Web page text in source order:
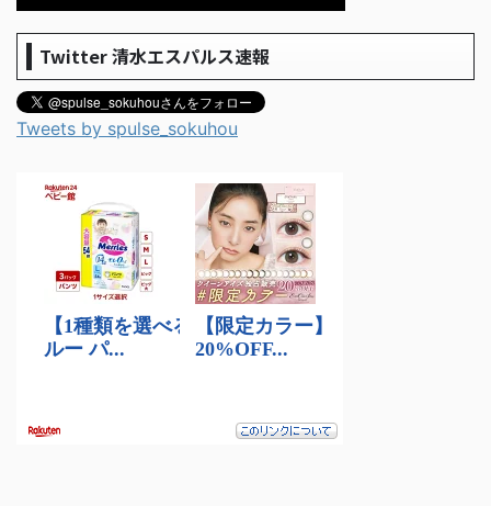
Twitter 清水エスパルス速報
Tweets by spulse_sokuhou